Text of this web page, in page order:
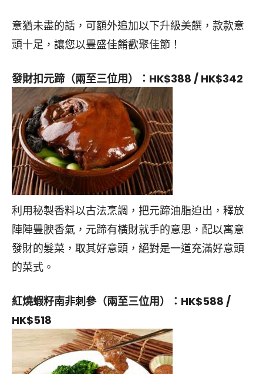
意猶未盡的話，可額外追加以下升級美饌，款款意
頭十足，讓您以豐盛佳餚歡聚佳節！
發財扣元蹄（兩至三位用）：HK$388 / HK$342
利用秘製香料以古法烹調，把元蹄油脂迫出，釋放
陣陣豐腴香氣，元蹄有橫財就手的意思，配以寓意
發財的髮菜，取其好意頭，絕對是一道充滿好意頭
的菜式。
紅燒蝦籽南非刺參（兩至三位用）：HK$588 /
HK$518